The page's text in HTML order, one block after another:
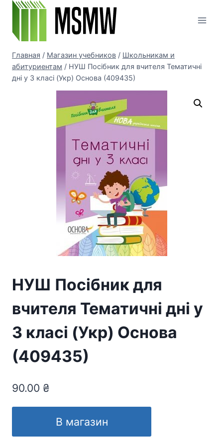
Перейти
содержимому
Главная / Магазин учебников / Школьникам и
абитуриентам / НУШ Посібник для вчителя Тематичні
дні у 3 класі (Укр) Основа (409435)
НУШ Посібник для
вчителя Тематичні дні у
3 класі (Укр) Основа
(409435)
90.00 ₴
В магазин